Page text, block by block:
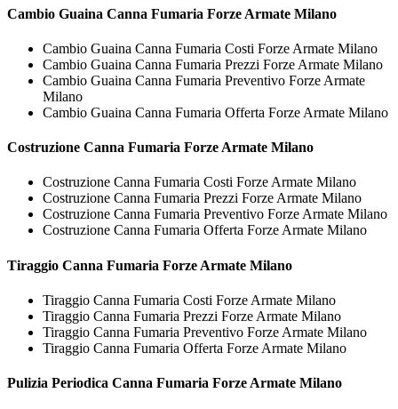
Cambio Guaina Canna Fumaria Forze Armate Milano
Cambio Guaina Canna Fumaria Costi Forze Armate Milano
Cambio Guaina Canna Fumaria Prezzi Forze Armate Milano
Cambio Guaina Canna Fumaria Preventivo Forze Armate
Milano
Cambio Guaina Canna Fumaria Offerta Forze Armate Milano
Costruzione Canna Fumaria Forze Armate Milano
Costruzione Canna Fumaria Costi Forze Armate Milano
Costruzione Canna Fumaria Prezzi Forze Armate Milano
Costruzione Canna Fumaria Preventivo Forze Armate Milano
Costruzione Canna Fumaria Offerta Forze Armate Milano
Tiraggio Canna Fumaria Forze Armate Milano
Tiraggio Canna Fumaria Costi Forze Armate Milano
Tiraggio Canna Fumaria Prezzi Forze Armate Milano
Tiraggio Canna Fumaria Preventivo Forze Armate Milano
Tiraggio Canna Fumaria Offerta Forze Armate Milano
Pulizia Periodica Canna Fumaria Forze Armate Milano